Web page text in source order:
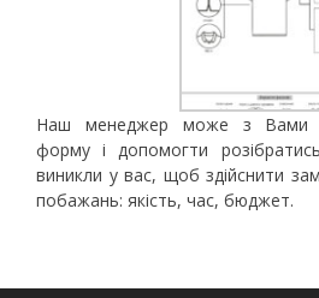
Наш менеджер може з Вами
форму і допомогти
виникли у вас, щоб здійснити
побажань: якість, час, бюджет.